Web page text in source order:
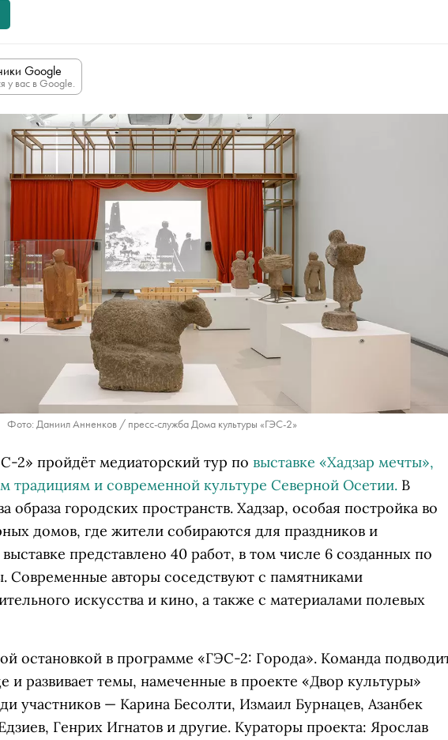
Google
у вас в Google.
Фото: Даниил Анненков / пресс-служба Дома культуры «ГЭС-2»
2» пройдёт медиаторский тур по выставке «Хадзар мечты»,
традициям и современной культуре Северной Осетии. В
образа городских пространств. Хадзар, особая постройка во
домов, где жители собираются для праздников и
представлено 40 работ, в том числе 6 созданных по
Современные авторы соседствуют с памятниками
искусства и кино, а также с материалами полевых
остановкой в программе «ГЭС-2: Города». Команда
и развивает темы, намеченные в проекте «Двор культуры»
участников — Карина Бесолти, Измаил Бурнацев, Азанбек
Генрих Игнатов и другие. Кураторы проекта: Ярослав